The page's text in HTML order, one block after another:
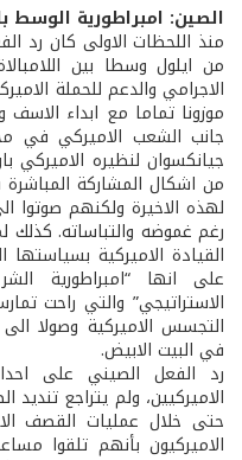
الصين: امبراطورية الوسط
منذ اللحظات الاولى كان رد
من ايلول وسطا بين
الاجرامي والدعم للحملة
موزونا تماما مع ابداء
جانب الشعب الاميركي في
جيانكسوان لنظيره الاميركي
من اشكال المشاركة المباشرة
رغم غموضه والتباساته. كذلك
القيادة الاميركية
على انها “امبراطورية
الاستراتيجي” والتي راحت
التجسس الاميركية وصولا
في البيت الابيض.
الاميركيين، ولم يتراجع
حتى خلال عمليات القصف
الاميركيون بأنهم تلقوا